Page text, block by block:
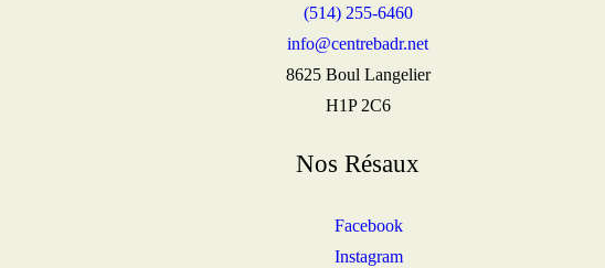
(514) 255-6460
info@centrebadr.net
8625 Boul Langelier
H1P 2C6
Nos Résaux
Facebook
Instagram